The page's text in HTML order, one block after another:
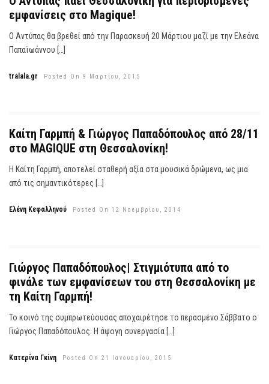
εμφανίσεις στο Magique!
Ο Αντύπας θα βρεθεί από την Παρασκευή 20 Μάρτιου μαζί με την Ελεάνα
Παπαϊωάννου […]
tralala.gr Posted On 9 Μαρτίου, 2015
Καίτη Γαρμπή & Γιώργος Παπαδόπουλος από 28/11
στο MAGIQUE στη Θεσσαλονίκη!
Η Καίτη Γαρμπή, αποτελεί σταθερή αξία στα μουσικά δρώμενα, ως μια
από τις σημαντικότερες […]
Ελένη Κεφαλληνού Posted On 12 Νοεμβρίου, 2014
Γιώργος Παπαδόπουλος| Στιγμιότυπα από το
φινάλε των εμφανίσεων του στη Θεσσαλονίκη με
τη Καίτη Γαρμπή!
Το κοινό της συμπρωτεύουσας αποχαιρέτησε το περασμένο Σάββατο ο
Γιώργος Παπαδόπουλος. Η άψογη συνεργασία […]
Κατερίνα Γκίνη Posted On 21 Ιανουαρίου, 2015